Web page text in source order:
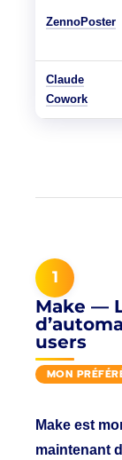
ZennoPoster
Claude
Cowork
1
Make —
users
MON
Make est
maintenant